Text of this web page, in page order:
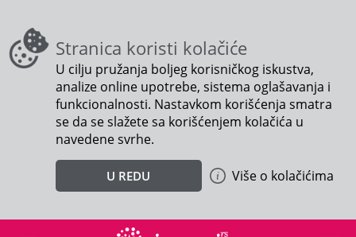
Stranica koristi kolačiće
U cilju pružanja boljeg korisničkog iskustva,
analize online upotrebe, sistema oglašavanja i
funkcionalnosti. Nastavkom korišćenja smatra
se da se slažete sa korišćenjem kolačića u
navedene svrhe.
U REDU Više o kolačićima